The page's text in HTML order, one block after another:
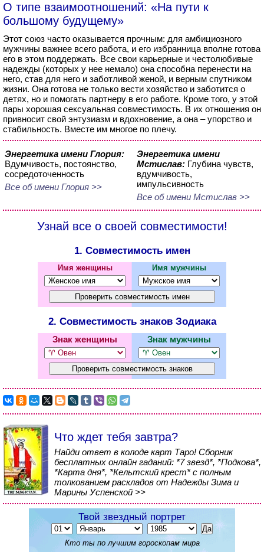
О типе взаимоотношений: «На пути к
большому будущему»
Этот союз часто оказывается прочным: для амбициозного
мужчины важнее всего работа, и его избранница вполне готова
его в этом поддержать. Все свои карьерные и честолюбивые
надежды (которых у нее немало) она способна перенести на
него, став для него и заботливой женой, и верным спутником
жизни. Она готова не только вести хозяйство и заботится о
детях, но и помогать партнеру в его работе. Кроме того, у этой
пары хорошая сексуальная совместимость. В их отношения он
привносит свой энтузиазм и вдохновение, а она – упорство и
стабильность. Вместе им многое по плечу.
Энергетика имени Глория:
Вдумчивость, постоянство,
сосредоточенность
Все об имени Глория >>
Энергетика имени
Мстислав: Глубина чувств,
вдумчивость,
импульсивность
Все об имени Мстислав >>
Узнай все о своей совместимости!
1. Совместимость имен
Имя женщины Имя мужчины
2. Совместимость знаков Зодиака
Знак женщины Знак мужчины
Что ждет тебя завтра?
Найди ответ в колоде карт Таро! Сборник
бесплатных онлайн гаданий: *7 звезд*, *Подкова*,
*Карта дня*, *Кельтский крест* с полным
толкованием раскладов от Надежды Зима и
Марины Успенской >>
Твой звездный портрет
Кто ты по лучшим гороскопам мира